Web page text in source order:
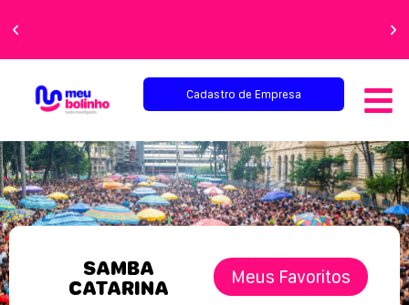
perfeita!
Cadastro de Empresa
SAMBA
CATARINA
Meus Favoritos